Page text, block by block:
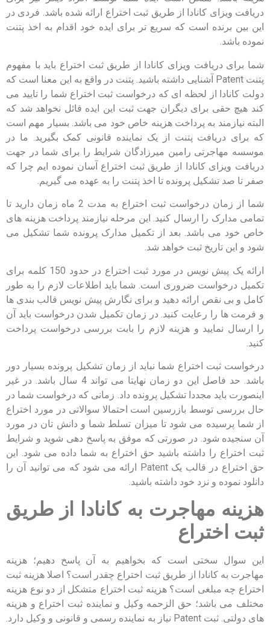
دریافت ویزای کانادا از طریق ثبت اختراع ارائه شده باشد. فردی در
این بین برنده است که سریع تر برای ایده خود اقدام به اخذ پتنت
نموده باشد.
شما برای دریافت ویزای کانادا از طریق ثبت اختراع باید با مفهوم
پتنت Patent آشنایی داشته باشید. پتنت در واقع به این معنا است که
دولت کانادا از لحظه ای که درخواست ثبت اختراع شما را تایید می
کند هیچ حقی برای دیگران جهت ثبت این ایده قائل نخواهد شد که
البته نیازمند به پرداخت هزینه خاص خود می باشد. بسیار مهم است
که برای دریافت پتنت از یک نماینده قانونی کمک بگیرید. ما در
موسسه مهاجرتی رامین میرزادگان شرایط را برای شما در جهت
دریافت ویزای کانادا از طریق ثبت اختراع آسان نموده ایم چرا که
صفر تا صد تشکیل پرونده تا اخذ پتنت را به عهده می گیریم.
شما از زمان درخواست ثبت اختراع به مدت 2 ماه زمان دارید تا
تمامی مدارک را ارسال کنید. این مرحله نیازمند پرداخت هزینه های
خاص خود می باشد. بعد از تکمیل مدارک پرونده شما تشکیل می
شود و این تاریخ ثبت خواهد شد.
ارائه یک پیش نویس در مورد ثبت اختراع در حدود 150 کلمه برای
تکمیل درخواست ضروری است. شما باید اطلاعات لازم را به طور
کامل و بی نقص ارائه دهید و برای نگارش پیش نویس قالب بندی ها
و فرمت ها را رعایت کنید. در زمان تکمیل شدن درخواست باید آن
را ارسال نمایید و هزینه لازم را بابت بررسی درخواست پرداخت
کنید.
درخواست ثبت اختراع شما نباید از زمان تشکیل پرونده بسیار دور
باشد. حد فاصل این دو زمان نهایتا می تواند 4 سال باشد. در غیر
اینصورت باید مجددا تشکیل پرونده داد. زمانی که درخواست شما در
حال بررسی توسط بازرسین است احتمالا سوالاتی در مورد اختراع
از شما پرسیده می شود تا میزان تسلط شما و دانش تان در مورد
آن سنجیده شود. در صورتی که موفق به پاسخ دهی شوید و شرایط
ثبت اختراع را داشته باشید حق اختراع به شما داده می شود. این
حق اختراع در قالب یکPatent ارائه می شود که می توانید آن را
دانلود نموده و نزد خود داشته باشید.
هزینه مهاجرت به کانادا از طریق
ثبت اختراع
این سوال سختی است که بخواهیم به آن پاسخ دهیم؛ هزینه
مهاجرت به کانادا از طریق ثبت اختراع چقدر است؟ اصلا هزینه ثبت
اختراع چه مبلغی است؟ هزینه ثبت اختراع متشکل از دو نوع هزینه
مختلف می باشد؛ حق الزحمه وکیل و نماینده ثبت اختراع و هزینه
های دولتی. ثبتPatent نیاز به نماینده رسمی و قانونی و وکیل دارد.